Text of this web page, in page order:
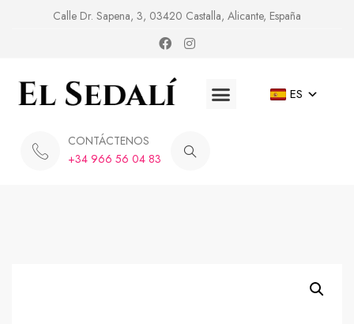
Calle Dr. Sapena, 3, 03420 Castalla, Alicante, España
ES
CONTÁCTENOS
+34 966 56 04 83